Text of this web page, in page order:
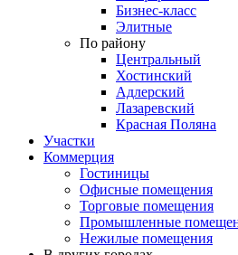
Бизнес-класс
Элитные
По району
Центральный
Хостинский
Адлерский
Лазаревский
Красная Поляна
Участки
Коммерция
Гостиницы
Офисные помещения
Торговые помещения
Промышленные
Нежилые помещения